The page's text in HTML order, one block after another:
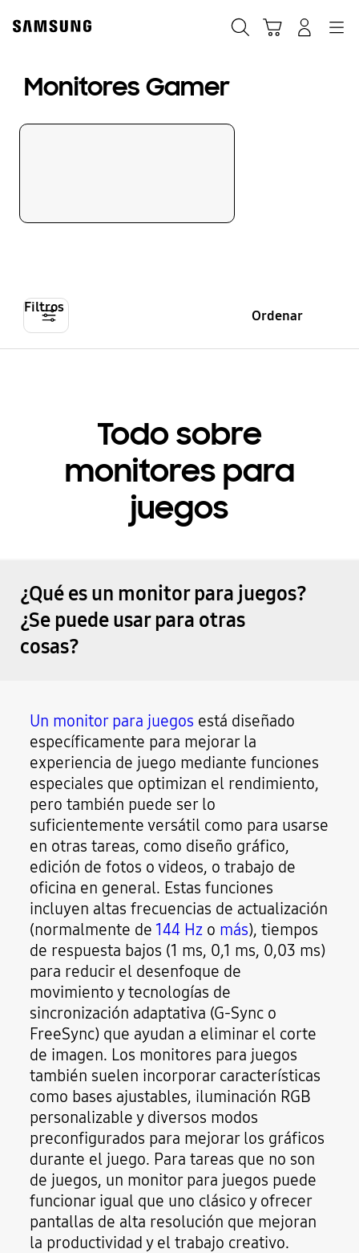
content
Monitores Gamer
Filtros Ordenar
Todo sobre
monitores para
juegos
¿Qué es un monitor para juegos?
¿Se puede usar para otras
cosas?
Un monitor para juegos está diseñado
específicamente para mejorar la
experiencia de juego mediante funciones
especiales que optimizan el rendimiento,
pero también puede ser lo
suficientemente versátil como para usarse
en otras tareas, como diseño gráfico,
edición de fotos o videos, o trabajo de
oficina en general. Estas funciones
incluyen altas frecuencias de actualización
(normalmente de 144 Hz o más), tiempos
de respuesta bajos (1 ms, 0,1 ms, 0,03 ms)
para reducir el desenfoque de
movimiento y tecnologías de
sincronización adaptativa (G-Sync o
FreeSync) que ayudan a eliminar el corte
de imagen. Los monitores para juegos
también suelen incorporar características
como bases ajustables, iluminación RGB
personalizable y diversos modos
preconfigurados para mejorar los gráficos
durante el juego. Para tareas que no son
de juegos, un monitor para juegos puede
funcionar igual que uno clásico y ofrecer
pantallas de alta resolución que mejoran
la productividad y el trabajo creativo.